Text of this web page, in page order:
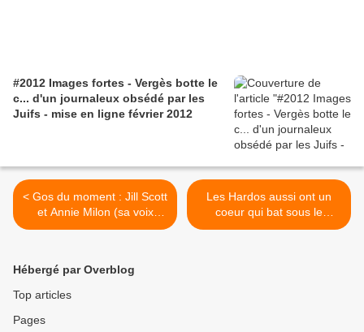
#2012 Images fortes - Vergès botte le
c... d'un journaleux obsédé par les
Juifs - mise en ligne février 2012
< Gos du moment : Jill Scott
et Annie Milon (sa voix
française)
Les Hardos aussi ont un
coeur qui bat sous le
perfecto... >
Hébergé par Overblog
Top articles
Pages